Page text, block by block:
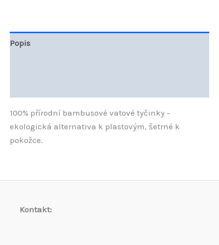
Popis
100% přírodní bambusové vatové tyčinky –
ekologická alternativa k plastovým, šetrné k
pokožce.
Kontakt: